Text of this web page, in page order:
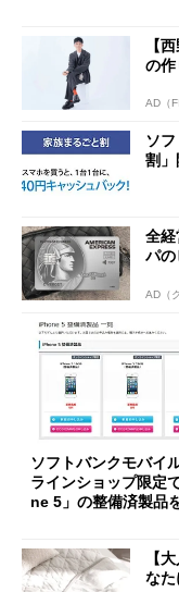
【
の作
AD（
ソ
割」
全経
パの
AD（
ソフトバンクモバイ
ラインショップ限定
ne 5」の整備済製品
【
なた